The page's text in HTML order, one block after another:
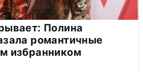
Полина
романтичные
избранником